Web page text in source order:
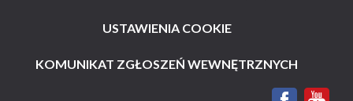
USTAWIENIA COOKIE
KOMUNIKAT ZGŁOSZEŃ WEWNĘTRZNYCH